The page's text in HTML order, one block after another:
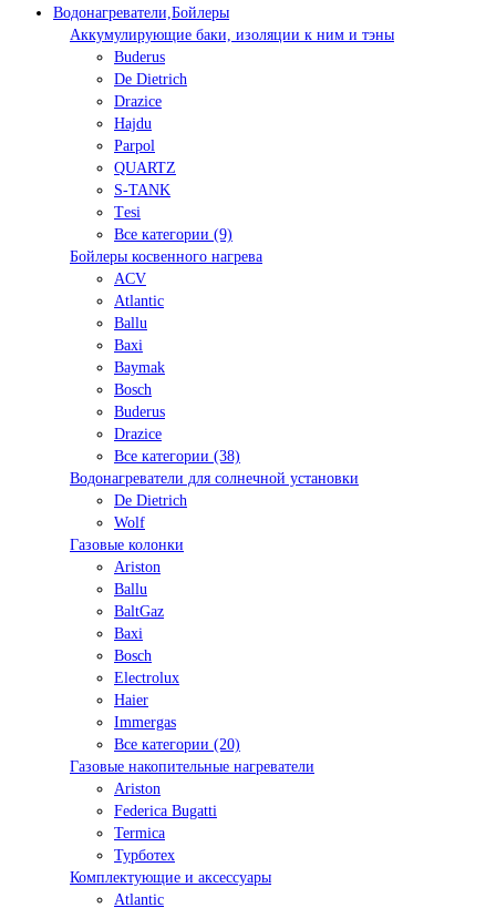
Водонагреватели,Бойлеры
Аккумулирующие баки, изоляции к ним и тэны
Buderus
De Dietrich
Drazice
Hajdu
Parpol
QUARTZ
S-TANK
Tеsi
Все категории (9)
Бойлеры косвенного нагрева
ACV
Atlantic
Ballu
Baxi
Baymak
Bosch
Buderus
Drazice
Все категории (38)
Водонагреватели для солнечной установки
De Dietrich
Wolf
Газовые колонки
Ariston
Ballu
BaltGaz
Baxi
Bosсh
Electrolux
Haier
Immergas
Все категории (20)
Газовые накопительные нагреватели
Ariston
Federica Bugatti
Termica
Турботех
Комплектующие и аксессуары
Atlantic